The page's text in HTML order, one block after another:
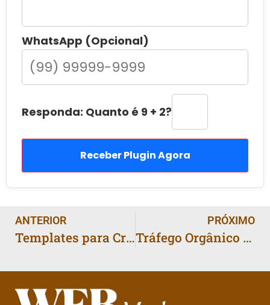
WhatsApp (Opcional)
Responda: Quanto é 9 + 2?
Receber Plugin Agora
ANTERIOR
Templates para Criadores: Modelo de Negócio em 2025
PRÓXIMO
Tráfego Orgânico no Instagram: Para Crescer